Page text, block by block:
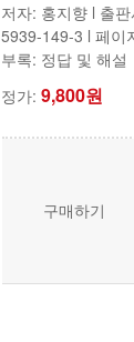
저자: 홍지향 l 출
5939-149-3 l 페이
부록: 정답 및 해설
정가: 9,800원
구매하기